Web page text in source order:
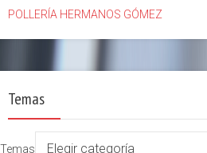
POLLERÍA HERMANOS GÓMEZ
Temas
Temas